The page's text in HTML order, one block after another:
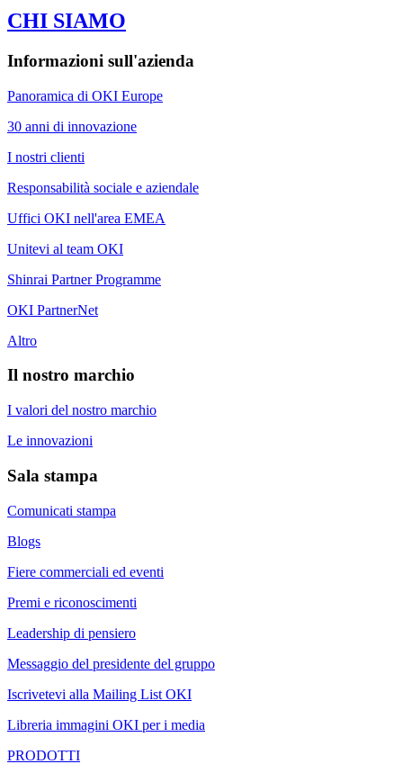
CHI SIAMO
Informazioni sull'azienda
Panoramica di OKI Europe
30 anni di innovazione
I nostri clienti
Responsabilità sociale e aziendale
Uffici OKI nell'area EMEA
Unitevi al team OKI
Shinrai Partner Programme
OKI PartnerNet
Altro
Il nostro marchio
I valori del nostro marchio
Le innovazioni
Sala stampa
Comunicati stampa
Blogs
Fiere commerciali ed eventi
Premi e riconoscimenti
Leadership di pensiero
Messaggio del presidente del gruppo
Iscrivetevi alla Mailing List OKI
Libreria immagini OKI per i media
PRODOTTI